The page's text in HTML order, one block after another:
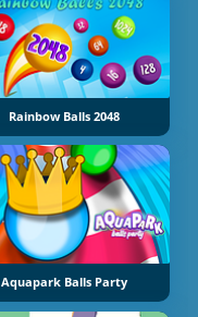
Rainbow Balls 2048
Aquapark Balls Party